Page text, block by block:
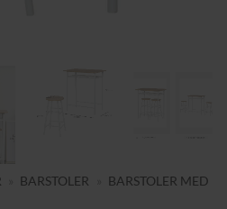
BARSTOLER
BARSTOLER MED